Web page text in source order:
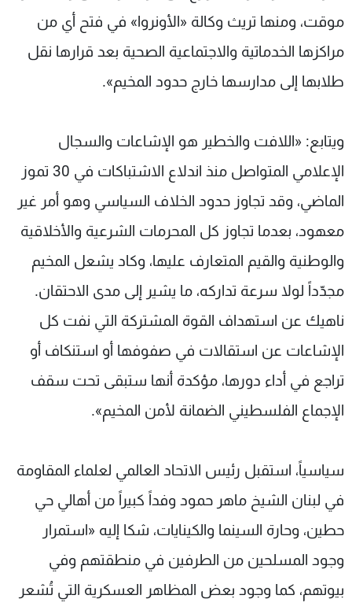
موقت، ومنها تريث وكالة «الأونروا» في فتح أي من
مراكزها الخدماتية والاجتماعية الصحية بعد قرارها نقل
طلابها إلى مدارسها خارج حدود المخيم».
ويتابع: «اللافت والخطير هو الإشاعات والسجال
الإعلامي المتواصل منذ اندلاع الاشتباكات في 30 تموز
الماضي، وقد تجاوز حدود الخلاف السياسي وهو أمر غير
معهود، بعدما تجاوز كل المحرمات الشرعية والأخلاقية
والوطنية والقيم المتعارف عليها، وكاد يشعل المخيم
مجدّداً لولا سرعة تداركه، ما يشير إلى مدى الاحتقان.
ناهيك عن استهداف القوة المشتركة التي نفت كل
الإشاعات عن استقالات في صفوفها أو استنكاف أو
تراجع في أداء دورها، مؤكدة أنها ستبقى تحت سقف
الإجماع الفلسطيني الضمانة لأمن المخيم».
سياسياً، استقبل رئيس الاتحاد العالمي لعلماء المقاومة
في لبنان الشيخ ماهر حمود وفداً كبيراً من أهالي حي
حطين، وحارة السينما والكينايات، شكا إليه «استمرار
وجود المسلحين من الطرفين في منطقتهم وفي
بيوتهم، كما وجود بعض المظاهر العسكرية التي تُشعر